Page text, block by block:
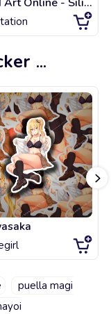
...
puella magi